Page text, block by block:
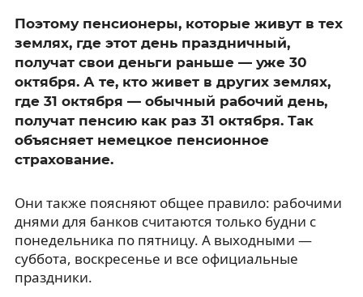
Поэтому пенсионеры, которые живут в тех
землях, где этот день праздничный,
получат свои деньги раньше — уже 30
октября. А те, кто живет в других землях,
где 31 октября — обычный рабочий день,
получат пенсию как раз 31 октября. Так
объясняет немецкое пенсионное
страхование.
Они также поясняют общее правило: рабочими
днями для банков считаются только будни с
понедельника по пятницу. А выходными —
суббота, воскресенье и все официальные
праздники.